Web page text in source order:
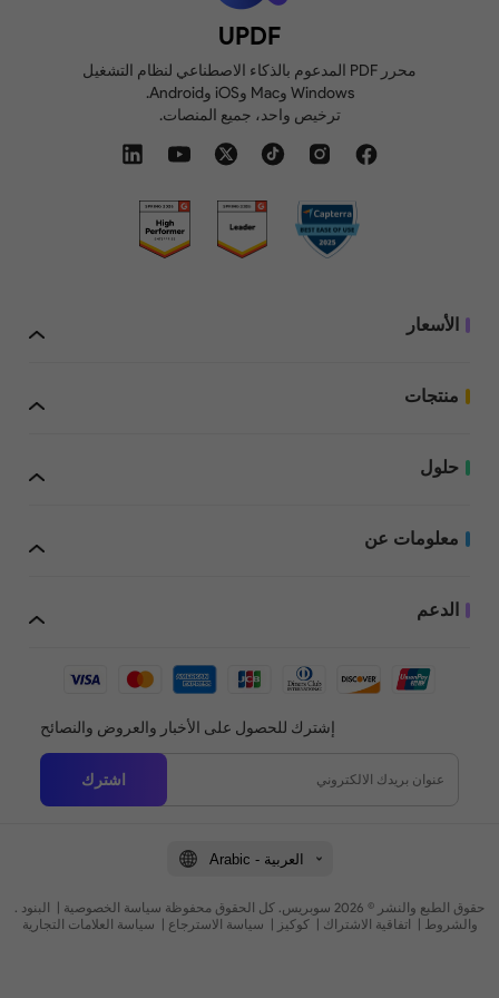
UPDF
محرر PDF المدعوم بالذكاء الاصطناعي لنظام التشغيل
Windows وMac وiOS وAndroid.
ترخيص واحد، جميع المنصات.
الأسعار
منتجات
حلول
معلومات عن
الدعم
إشترك للحصول على الأخبار والعروض والنصائح
اشترك
Arabic - العربية
. حقوق الطبع والنشر © 2026 سوبريس. كل الحقوق محفوظة سياسة الخصوصية | البنود
والشروط | اتفاقية الاشتراك |كوكيز | سياسة الاسترجاع | سياسة العلامات التجارية